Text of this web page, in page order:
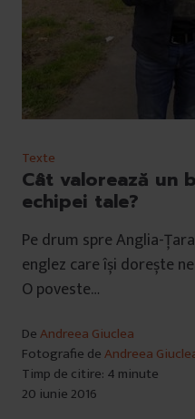
Texte
Cât valorează un
echipei tale?
Pe drum spre Anglia-
englez care își dorește
O poveste…
DeAndreea Giuclea
Fotografie deAndreea
Timp de citire: 4 minute
20 iunie 2016